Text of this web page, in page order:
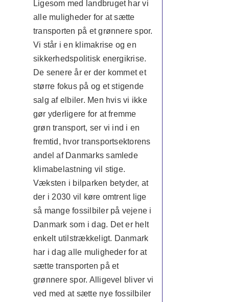
Ligesom med landbruget har vi
alle muligheder for at sætte
transporten på et grønnere spor.
Vi står i en klimakrise og en
sikkerhedspolitisk energikrise.
De senere år er der kommet et
større fokus på og et stigende
salg af elbiler. Men hvis vi ikke
gør yderligere for at fremme
grøn transport, ser vi ind i en
fremtid, hvor transportsektorens
andel af Danmarks samlede
klimabelastning vil stige.
Væksten i bilparken betyder, at
der i 2030 vil køre omtrent lige
så mange fossilbiler på vejene i
Danmark som i dag. Det er helt
enkelt utilstrækkeligt. Danmark
har i dag alle muligheder for at
sætte transporten på et
grønnere spor. Alligevel bliver vi
ved med at sætte nye fossilbiler